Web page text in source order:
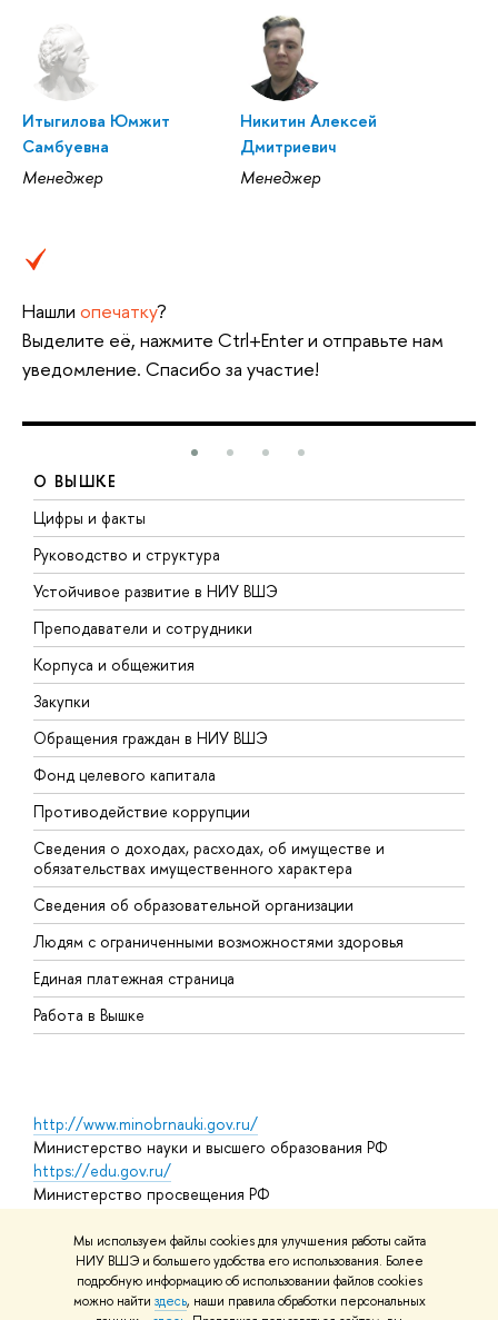
Мы используем файлы cookies для улучшения работы сайта
НИУ ВШЭ и большего удобства его использования. Более
подробную информацию об использовании файлов cookies
можно найти здесь, наши правила обработки персональных
Итыгилова Юмжит
Самбуевна
Менеджер
Никитин Алексей
Дмитриевич
Менеджер
Нашли опечатку?
Выделите её, нажмите Ctrl+Enter и отправьте нам
уведомление. Спасибо за участие!
О ВЫШКЕ
Цифры и факты
Руководство и структура
Устойчивое развитие в НИУ ВШЭ
Преподаватели и сотрудники
Корпуса и общежития
Закупки
Обращения граждан в НИУ ВШЭ
Фонд целевого капитала
Противодействие коррупции
Сведения о доходах, расходах, об имуществе и
обязательствах имущественного характера
Сведения об образовательной организации
Людям с ограниченными возможностями здоровья
Единая платежная страница
Работа в Вышке
http://www.minobrnauki.gov.ru/
Министерство науки и высшего образования РФ
https://edu.gov.ru/
Министерство просвещения РФ
Массовые открытые онлайн-курсы
© НИУ ВШЭ 1993–2026 Адреса и контактыУсловия